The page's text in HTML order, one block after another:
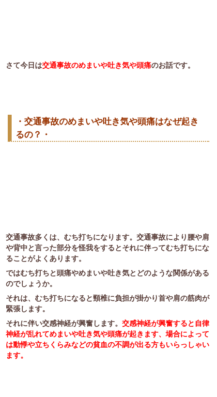
さて今日は交通事故のめまいや吐き気や頭痛のお話です。
・交通事故のめまいや吐き気や頭痛はなぜ起き
るの？・
交通事故多くは、むち打ちになります。交通事故により腰や肩
や背中と言った部分を怪我をするとそれに伴ってむち打ちにな
ることがよくあります。
ではむち打ちと頭痛やめまいや吐き気とどのような関係がある
のでしょうか。
それは、むち打ちになると頸椎に負担が掛かり首や肩の筋肉が
緊張します。
それに伴い交感神経が興奮します。 交感神経が興奮すると自律
神経が乱れてめまいや吐き気や頭痛が起きます、場合によって
は動悸や立ちくらみなどの貧血の不調が出る方もいらっしゃい
ます。